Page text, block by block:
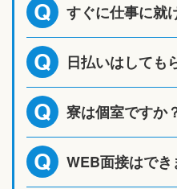
Q すぐに仕事に就
Q 日払いはしても
Q 寮は個室ですか
Q WEB面接はでき